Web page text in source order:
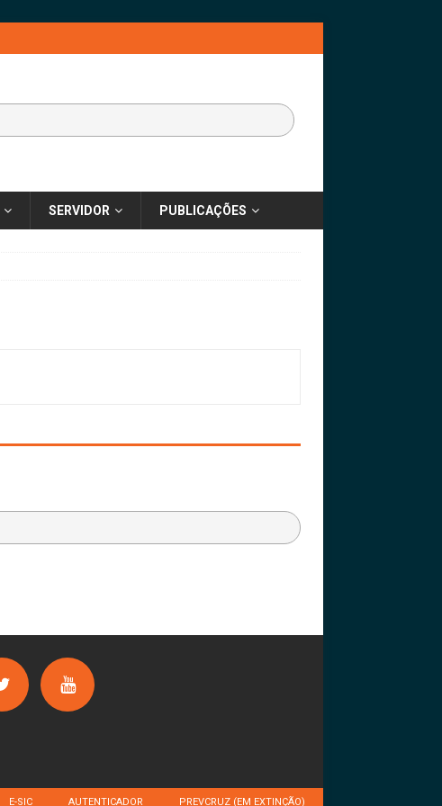
SERVIDOR PUBLICAÇÕES
E-SIC AUTENTICADOR PREVCRUZ (EM EXTINÇÃO)